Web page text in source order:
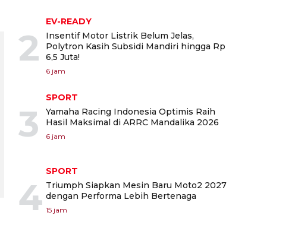
2
EV-READY
Insentif Motor Listrik Belum Jelas,
Polytron Kasih Subsidi Mandiri hingga Rp
6,5 Juta!
6 jam
3
SPORT
Yamaha Racing Indonesia Optimis Raih
Hasil Maksimal di ARRC Mandalika 2026
6 jam
4
SPORT
Triumph Siapkan Mesin Baru Moto2 2027
dengan Performa Lebih Bertenaga
15 jam